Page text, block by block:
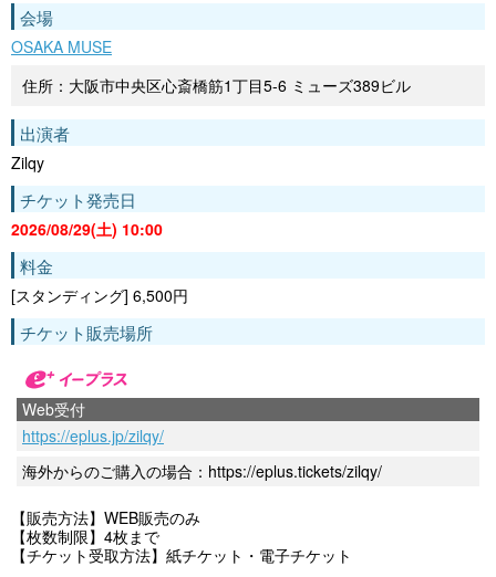
会場
OSAKA MUSE
住所：大阪市中央区心斎橋筋1丁目5-6 ミューズ389ビル
出演者
Zilqy
チケット発売日
2026/08/29(土) 10:00
料金
[スタンディング] 6,500円
チケット販売場所
Web受付
https://eplus.jp/zilqy/
海外からのご購入の場合：https://eplus.tickets/zilqy/
【販売方法】WEB販売のみ
【枚数制限】4枚まで
【チケット受取方法】紙チケット・電子チケット